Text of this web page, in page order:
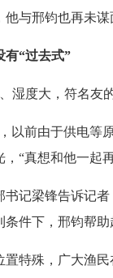
与邢钧也再未
有“过去式”
度大，符名友的
前由于供电等原
“真想和他一起
梁锋告诉记者
件下，邢钧帮
殊，广大渔民